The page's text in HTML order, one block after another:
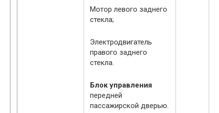
Мотор левого заднего
стекла;
Электродвигатель
правого заднего
стекла.
Блок управления
передней
пассажирской дверью.